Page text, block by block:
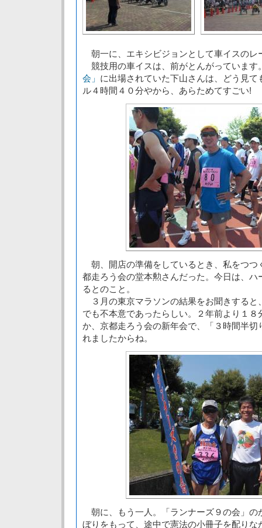
朝一に、エキシビジョンとして車イスのレ
競技用の車イスは、前がとんがっています
会」 に出場されていた下山さんは、どう見
ル４時間４０分やから、あらためてすごい!
朝、開店の準備をしているとき、私をつつ
都走ろう会の堂本勲さんだった。今日は、ハ
るとのこと。
３月の東京マラソンの結果をお聞きすると
でも不本意であったらしい。２年前より１８
か、京都走ろう会の新年会で、「３時間半切
れましたからね。
朝に、もう一人。「ランナーズ９の会」の
ぼりをもって、途中で憲法の小冊子を配りな